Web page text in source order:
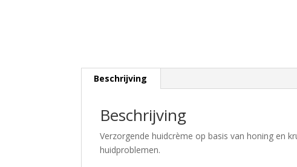
Beschrijving
Beschrijving
Verzorgende huidcrème op basis van honing en
huidproblemen.